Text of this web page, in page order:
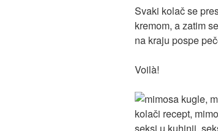
Svaki kolač se
kremom, a zatim
na kraju pospe
Voilà!